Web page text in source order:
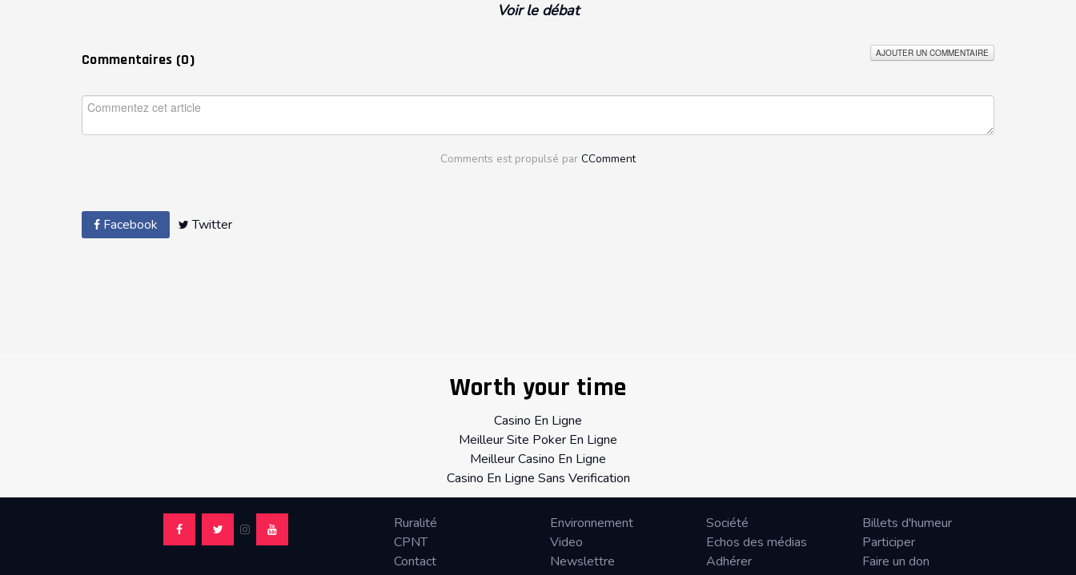
Voir le débat
Commentaires (0) AJOUTER UN COMMENTAIRE
Comments est propulsé par CComment
Facebook Twitter
Worth your time
Casino En Ligne
Meilleur Site Poker En Ligne
Meilleur Casino En Ligne
Casino En Ligne Sans Verification
Ruralité
CPNT
Contact
Environnement
Video
Newslettre
Société
Echos des médias
Adhérer
Billets d'humeur
Participer
Faire un don